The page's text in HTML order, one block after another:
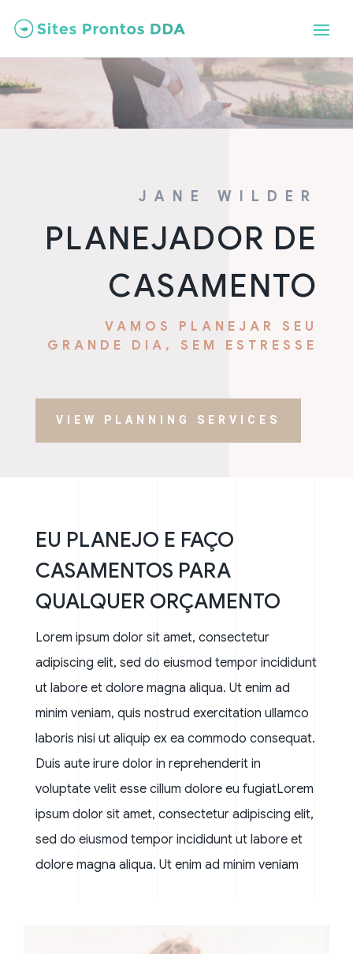
JANE WILDER
PLANEJADOR DE
CASAMENTO
VAMOS PLANEJAR SEU
GRANDE DIA, SEM ESTRESSE
VIEW PLANNING SERVICES
EU PLANEJO E FAÇO
CASAMENTOS PARA
QUALQUER ORÇAMENTO
Lorem ipsum dolor sit amet, consectetur
adipiscing elit, sed do eiusmod tempor incididunt
ut labore et dolore magna aliqua. Ut enim ad
minim veniam, quis nostrud exercitation ullamco
laboris nisi ut aliquip ex ea commodo consequat.
Duis aute irure dolor in reprehenderit in
voluptate velit esse cillum dolore eu fugiatLorem
ipsum dolor sit amet, consectetur adipiscing elit,
sed do eiusmod tempor incididunt ut labore et
dolore magna aliqua. Ut enim ad minim veniam